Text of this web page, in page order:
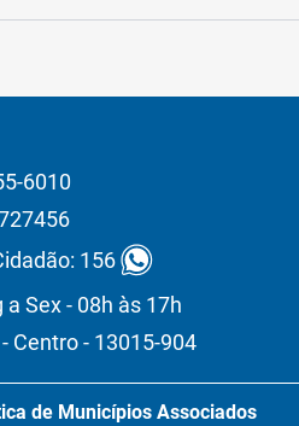
6010
156
Sex - 08h às 17h
Centro - 13015-904
de Municípios Associados